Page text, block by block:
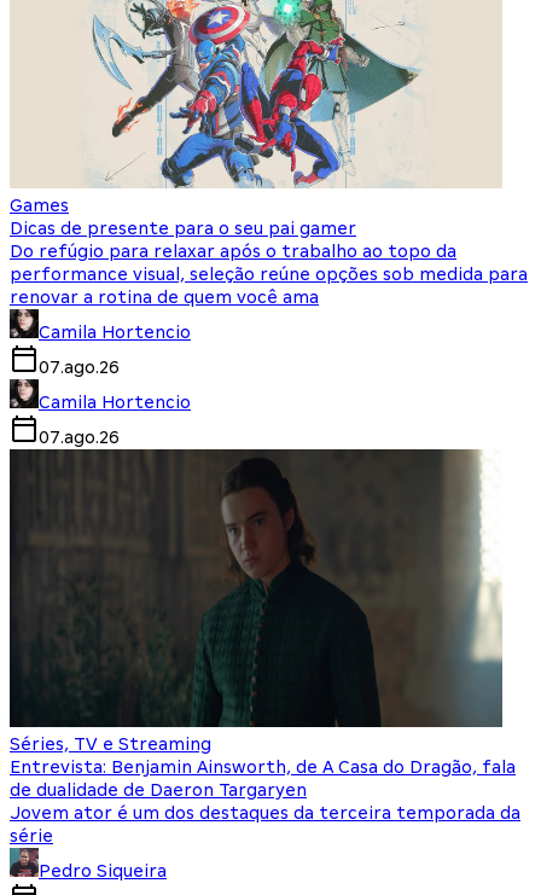
Games
Dicas de presente para o seu pai gamer
Do refúgio para relaxar após o trabalho ao topo da
performance visual, seleção reúne opções sob medida para
renovar a rotina de quem você ama
Camila Hortencio
07.ago.26
Camila Hortencio
07.ago.26
Séries, TV e Streaming
Entrevista: Benjamin Ainsworth, de A Casa do Dragão, fala
de dualidade de Daeron Targaryen
Jovem ator é um dos destaques da terceira temporada da
série
Pedro Siqueira